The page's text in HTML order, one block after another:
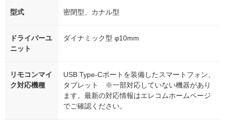
型式 密閉型、カナル型
ドライバーユ
ニット
ダイナミック型 φ10mm
リモコンマイ
ク対応機種
USB Type-Cポートを装備したスマートフォン、
タブレット ※一部対応していない機器があり
ます。最新の対応情報はエレコムホームページ
でご確認ください。